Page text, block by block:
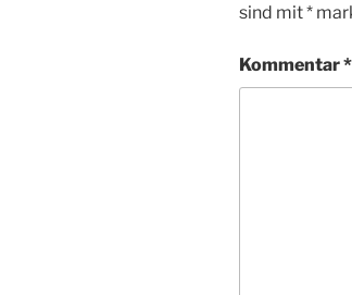
sind mit*
Kommentar*